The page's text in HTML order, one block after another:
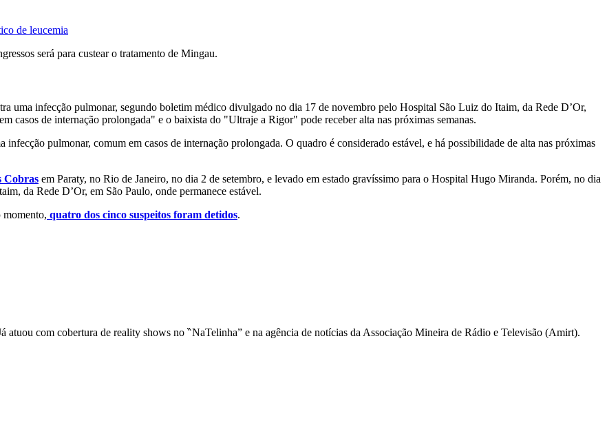
de leucemia
será para custear o tratamento de Mingau.
uma infecção pulmonar, segundo boletim médico divulgado no dia 17 de novembro pelo Hospital São Luiz do Itaim, da Rede D’Or,
casos de internação prolongada" e o baixista do "Ultraje a Rigor" pode receber alta nas próximas semanas.
pulmonar, comum em casos de internação prolongada. O quadro é considerado estável, e há possibilidade de alta nas próximas
Cobras em Paraty, no Rio de Janeiro, no dia 2 de setembro, e levado em estado gravíssimo para o Hospital Hugo Miranda. Porém, no dia
da Rede D’Or, em São Paulo, onde permanece estável.
quatro dos cinco suspeitos foram detidos.
atuou com cobertura de reality shows no ‶NaTelinha” e na agência de notícias da Associação Mineira de Rádio e Televisão (Amirt).